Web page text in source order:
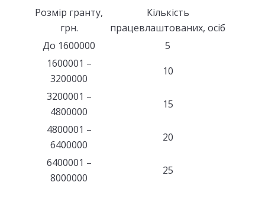
Розмір гранту,
грн.
Кількість
працевлаштованих, осіб
До 1600000
5
1600001 –
3200000
10
3200001 –
4800000
15
4800001 –
6400000
20
6400001 –
8000000
25